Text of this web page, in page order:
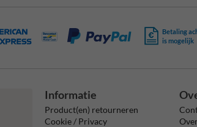
Betaling
is mogelijk
Informatie
Product(en) retourneren
Cookie / Privacy